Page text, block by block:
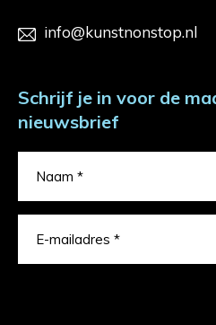
info@kunstnonstop.nl
Schrijf je in voor de
nieuwsbrief